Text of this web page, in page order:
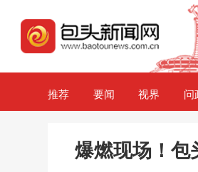
推荐 要闻 视界 问
爆燃现场！包